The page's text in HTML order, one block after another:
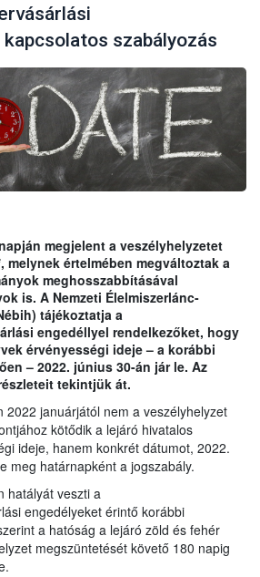
szabályozás
megjelent a veszélyhelyzetet
melynek értelmében megváltoztak a
meghosszabbításával
is. A Nemzeti Élelmiszerlánc-
tájékoztatja a
engedéllyel rendelkezőket, hogy
érvényességi ideje – a korábbi
– 2022. június 30-án jár le. Az
tekintjük át.
2022 januárjától nem a veszélyhelyzet
kötődik a lejáró hivatalos
ideje, hanem konkrét dátumot, 2022.
meg határnapként a jogszabály.
hatályát veszti a
engedélyeket érintő korábbi
a hatóság a lejáró zöld és fehér
megszüntetését követő 180 napig